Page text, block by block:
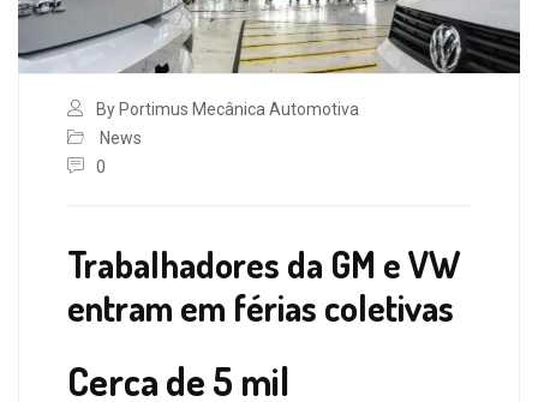
By Portimus Mecânica Automotiva
News
0
Trabalhadores da GM e VW
entram em férias coletivas
Cerca de 5 mil